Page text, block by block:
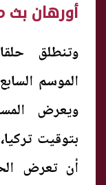
أورهان بث
وتنطلق
ويعرض
بتوقيت
أن تعرض